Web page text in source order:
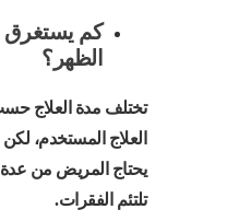
كم
الظهر؟
تختلف مدة العلاج
العلاج المستخدم،
يحتاج المريض من
تلتئم الفقرات.